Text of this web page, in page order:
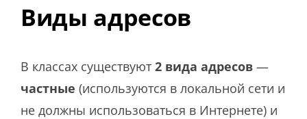
Виды адресов
В классах существуют 2 вида адресов —
частные (используются в локальной сети и
не должны использоваться в Интернете) и